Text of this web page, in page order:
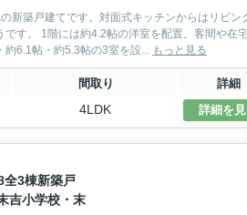
新築戸建てです。対面式キッチンからはリビン
ス、将来の
約6.1帖・約5.3帖の3室を設... もっと見る
間取り 詳細
4LDK 詳細を
全3棟新築戸
吉小学校・末